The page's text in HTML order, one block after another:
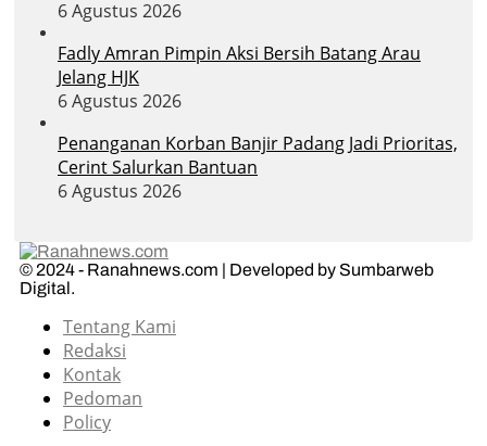
6 Agustus 2026
Fadly Amran Pimpin Aksi Bersih Batang Arau
Jelang HJK
6 Agustus 2026
Penanganan Korban Banjir Padang Jadi Prioritas,
Cerint Salurkan Bantuan
6 Agustus 2026
© 2024 - Ranahnews.com | Developed by Sumbarweb
Digital.
Tentang Kami
Redaksi
Kontak
Pedoman
Policy